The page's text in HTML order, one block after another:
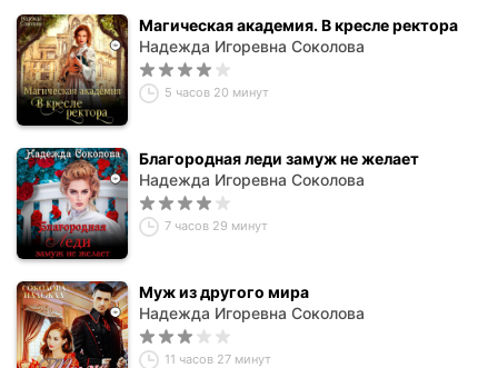
Магическая академия. В кресле ректора
Надежда Игоревна Соколова
5 часов 20 минут
Благородная леди замуж не желает
Надежда Игоревна Соколова
7 часов 29 минут
Муж из другого мира
Надежда Игоревна Соколова
11 часов 27 минут